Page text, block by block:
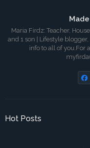
Maria Firdz: Teacher,
and 1 son | Lifestyle
info to all of you.For
Hot Posts